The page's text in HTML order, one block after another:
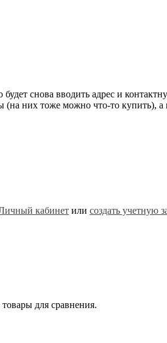
снова вводить адрес и
них тоже можно что-то купить),
кабинет или создать учетную
для сравнения.